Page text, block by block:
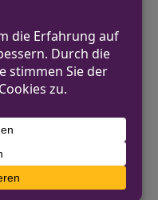
darauf hin,
Westfalen
und
die als